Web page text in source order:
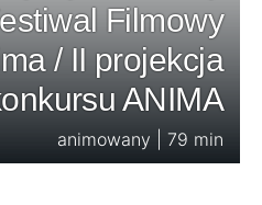
Filmowy
/ II projekcja
ANIMA
animowany | 79 min